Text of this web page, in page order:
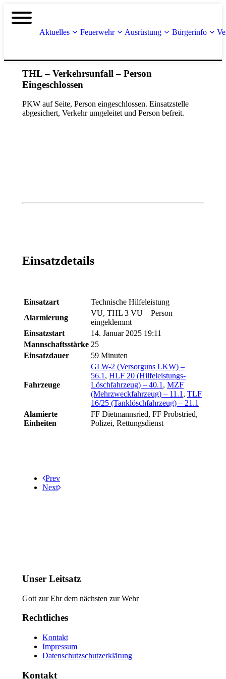
Aktuelles Feuerwehr Ausrüstung Bürgerinfo
THL – Verkehrsunfall – Person
Eingeschlossen
PKW auf Seite, Person eingeschlossen. Einsatzstelle
abgesichert, Verkehr umgeleitet und Person befreit.
Einsatzdetails
Einsatzart
Technische Hilfeleistung
Alarmierung
VU, THL 3 VU – Person
eingeklemmt
Einsatzstart
14. Januar 2025 19:11
Mannschaftsstärke 25
Einsatzdauer
59 Minuten
Fahrzeuge
GLW-2 (Versorguns LKW) –
56.1 , HLF 20 (Hilfeleistungs-
Löschfahrzeug) – 40.1 , MZF
(Mehrzweckfahrzeug) – 11.1 , TLF
16/25 (Tanklöschfahrzeug) – 21.1
Alamierte
Einheiten
FF Dietmannsried, FF Probstried,
Polizei, Rettungsdienst
Prev
Next
Unser Leitsatz
Gott zur Ehr dem nächsten zur Wehr
Rechtliches
Kontakt
Impressum
Datenschutzschutzerklärung
Kontakt